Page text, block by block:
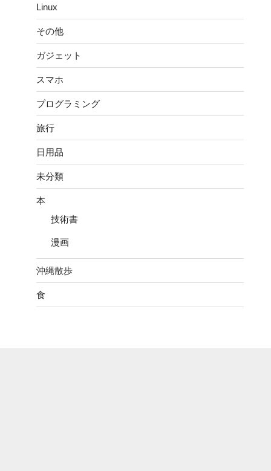
Linux
その他
ガジェット
スマホ
プログラミング
旅行
日用品
未分類
本
技術書
漫画
沖縄散歩
食